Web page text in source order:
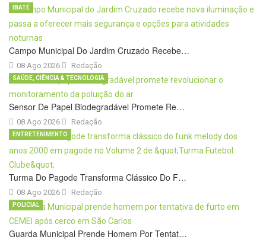
Campo Municipal Do Jardim Cruzado Recebe…
08 Ago 2026
IBATÉ
Redação
Sensor De Papel Biodegradável Promete Re…
08 Ago 2026
SAÚDE, CIÊNCIA & TECNOLOGIA
Redação
Turma Do Pagode Transforma Clássico Do F…
08 Ago 2026
ENTRETENIMENTO
Redação
Guarda Municipal Prende Homem Por Tentat…
POLICIAL